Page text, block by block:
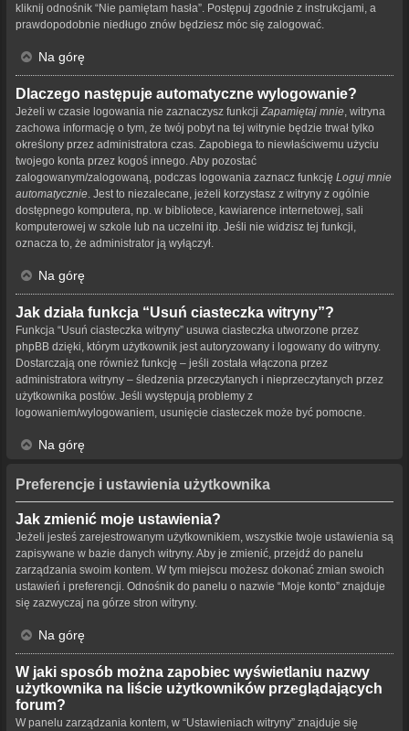
kliknij odnośnik “Nie pamiętam hasła”. Postępuj zgodnie z instrukcjami, a
prawdopodobnie niedługo znów będziesz móc się zalogować.
Na górę
Dlaczego następuje automatyczne wylogowanie?
Jeżeli w czasie logowania nie zaznaczysz funkcji Zapamiętaj mnie , witryna
zachowa informację o tym, że twój pobyt na tej witrynie będzie trwał tylko
określony przez administratora czas. Zapobiega to niewłaściwemu użyciu
twojego konta przez kogoś innego. Aby pozostać
zalogowanym/zalogowaną, podczas logowania zaznacz funkcję Loguj mnie
automatycznie . Jest to niezalecane, jeżeli korzystasz z witryny z ogólnie
dostępnego komputera, np. w bibliotece, kawiarence internetowej, sali
komputerowej w szkole lub na uczelni itp. Jeśli nie widzisz tej funkcji,
oznacza to, że administrator ją wyłączył.
Na górę
Jak działa funkcja “Usuń ciasteczka witryny”?
Funkcja “Usuń ciasteczka witryny” usuwa ciasteczka utworzone przez
phpBB dzięki, którym użytkownik jest autoryzowany i logowany do witryny.
Dostarczają one również funkcję – jeśli została włączona przez
administratora witryny – śledzenia przeczytanych i nieprzeczytanych przez
użytkownika postów. Jeśli występują problemy z
logowaniem/wylogowaniem, usunięcie ciasteczek może być pomocne.
Na górę
Preferencje i ustawienia użytkownika
Jak zmienić moje ustawienia?
Jeżeli jesteś zarejestrowanym użytkownikiem, wszystkie twoje ustawienia są
zapisywane w bazie danych witryny. Aby je zmienić, przejdź do panelu
zarządzania swoim kontem. W tym miejscu możesz dokonać zmian swoich
ustawień i preferencji. Odnośnik do panelu o nazwie “Moje konto” znajduje
się zazwyczaj na górze stron witryny.
Na górę
W jaki sposób można zapobiec wyświetlaniu nazwy
użytkownika na liście użytkowników przeglądających
forum?
W panelu zarządzania kontem, w “Ustawieniach witryny” znajduje się